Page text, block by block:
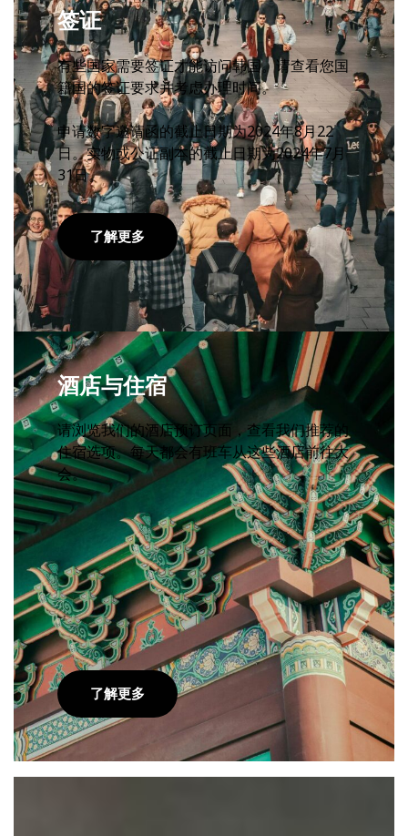
签证
有些国家需要签证才能访问韩国。请查看您国
籍国的签证要求并考虑办理时间。
申请数字邀请函的截止日期为2024年8月22
日。实物或公证副本的截止日期为2024年7月
31日。
了解更多
酒店与住宿
请浏览我们的酒店预订页面，查看我们推荐的
住宿选项。每天都会有班车从这些酒店前往大
会。
了解更多